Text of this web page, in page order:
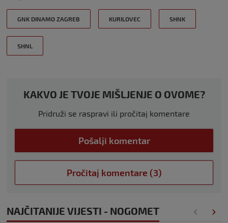
GNK DINAMO ZAGREB KURILOVEC SHNK
SHNL
KAKVO JE TVOJE MIŠLJENJE O OVOME?
Pridruži se raspravi ili pročitaj komentare
Pošalji komentar
Pročitaj komentare (3)
NAJČITANIJE VIJESTI - NOGOMET